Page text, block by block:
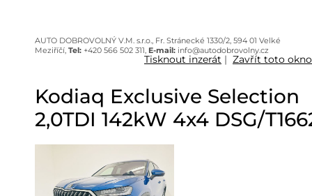
AUTO DOBROVOLNÝ V.M. s.r.o., Fr. Stránecké 1330/2, 594 01 Velké
Meziříčí, Tel: +420 566 502 311, E-mail: info@autodobrovolny.cz
Tisknout inzerát | Zavřít toto okno
Kodiaq Exclusive Selection
2,0TDI 142kW 4x4 DSG/